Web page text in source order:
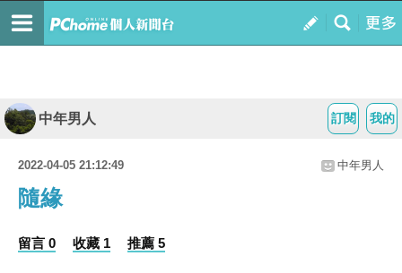
我的
訂閱
中年男人
2022-04-05 21:12:49 中年男人
隨緣
留言 0 收藏 1 推薦 5